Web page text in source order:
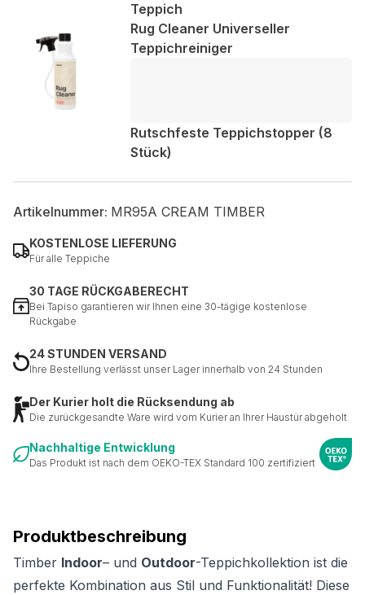
Produktbeschreibung
Timber Indoor– und Outdoor-Teppichkollektion ist die
perfekte Kombination aus Stil und Funktionalität! Diese
Teppich
Rug Cleaner Universeller
Teppichreiniger
Rutschfeste Teppichstopper (8
Stück)
Artikelnummer: MR95A CREAM TIMBER
KOSTENLOSE LIEFERUNG
Für alle Teppiche
30 TAGE RÜCKGABERECHT
Bei Tapiso garantieren wir Ihnen eine 30-tägige kostenlose
Rückgabe
24 STUNDEN VERSAND
Ihre Bestellung verlässt unser Lager innerhalb von 24 Stunden
Der Kurier holt die Rücksendung ab
Die zurückgesandte Ware wird vom Kurier an Ihrer Haustür abgeholt
Nachhaltige Entwicklung
Das Produkt ist nach dem OEKO-TEX Standard 100 zertifiziert
Meine Einstellungen speichern
Alle akzeptieren